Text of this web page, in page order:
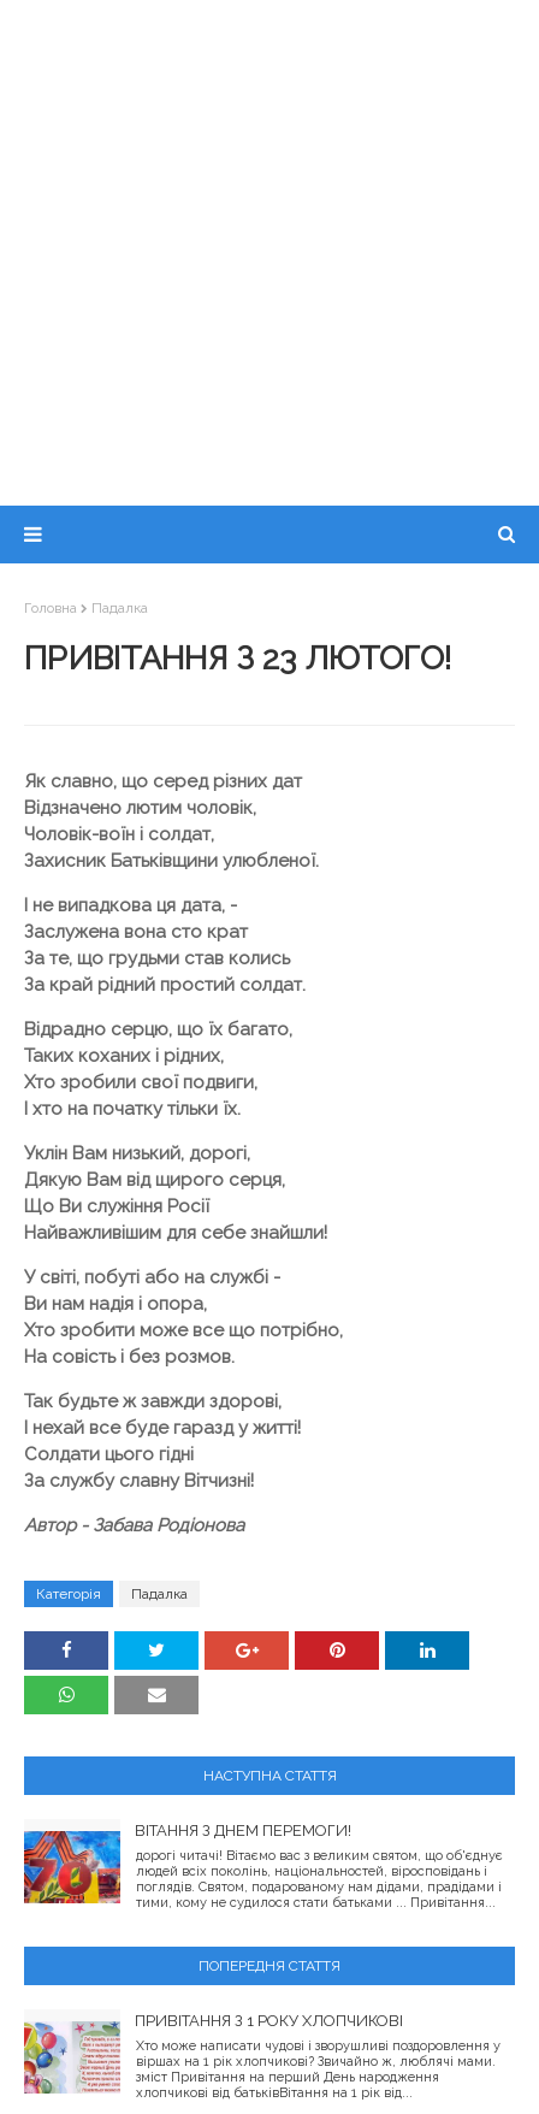
Головна Падалка
ПРИВІТАННЯ З 23 ЛЮТОГО!
Як славно, що серед різних дат
Відзначено лютим чоловік,
Чоловік-воїн і солдат,
Захисник Батьківщини улюбленої.
І не випадкова ця дата, -
Заслужена вона сто крат
За те, що грудьми став колись
За край рідний простий солдат.
Відрадно серцю, що їх багато,
Таких коханих і рідних,
Хто зробили свої подвиги,
І хто на початку тільки їх.
Уклін Вам низький, дорогі,
Дякую Вам від щирого серця,
Що Ви служіння Росії
Найважливішим для себе знайшли!
У світі, побуті або на службі -
Ви нам надія і опора,
Хто зробити може все що потрібно,
На совість і без розмов.
Так будьте ж завжди здорові,
І нехай все буде гаразд у житті!
Солдати цього гідні
За службу славну Вітчизні!
Автор - Забава Родіонова
Категорія Падалка
НАСТУПНА СТАТТЯ
ВІТАННЯ З ДНЕМ ПЕРЕМОГИ!
дорогі читачі! Вітаємо вас з великим святом, що об'єднує
людей всіх поколінь, національностей, віросповідань і
поглядів. Святом, подарованому нам дідами, прадідами і
тими, кому не судилося стати батьками ... Привітання...
ПОПЕРЕДНЯ СТАТТЯ
ПРИВІТАННЯ З 1 РОКУ ХЛОПЧИКОВІ
Хто може написати чудові і зворушливі поздоровлення у
віршах на 1 рік хлопчикові? Звичайно ж, люблячі мами.
зміст Привітання на перший День народження
хлопчикові від батьківВітання на 1 рік від...